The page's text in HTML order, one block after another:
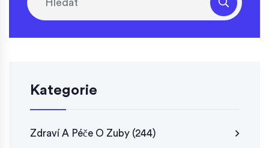
Kategorie
Zdraví A Péče O Zuby (244)